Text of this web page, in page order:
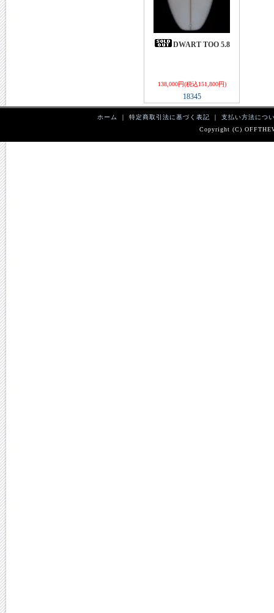
DWART TOO 5.8
138,000円(税込151,800円)
18345
ホーム ｜ 特定商取引法に基づく表記 ｜ 支払い方法につ
Copyright (C)